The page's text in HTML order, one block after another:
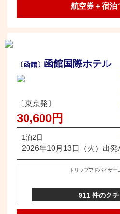
航空券＋宿泊
〔函館〕 函館国際ホテル
〔東京発〕
30,600円
1泊2日
2026年10月13日（火）出
トリップアドバイザー
911 件のクチ